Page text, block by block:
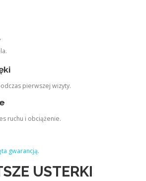
pierwszej wizyty.
ruchu i obciążenie.
gwarancją.
USTERKI